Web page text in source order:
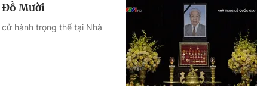
Đỗ Mười
hành trọng thể tại Nhà